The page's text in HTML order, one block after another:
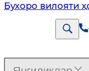
Бухоро вилояти